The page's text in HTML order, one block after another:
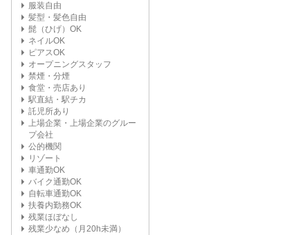
服装自由
髪型・髪色自由
髭（ひげ）OK
ネイルOK
ピアスOK
オープニングスタッフ
禁煙・分煙
食堂・売店あり
駅直結・駅チカ
託児所あり
上場企業・上場企業のグルー
プ会社
公的機関
リゾート
車通勤OK
バイク通勤OK
自転車通勤OK
扶養内勤務OK
残業ほぼなし
残業少なめ（月20h未満）